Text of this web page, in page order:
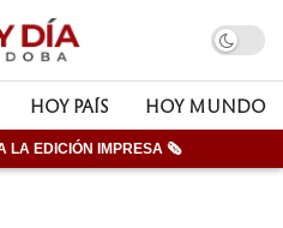
HOY PAÍS HOY MUNDO
LA EDICIÓN IMPRESA 🗞